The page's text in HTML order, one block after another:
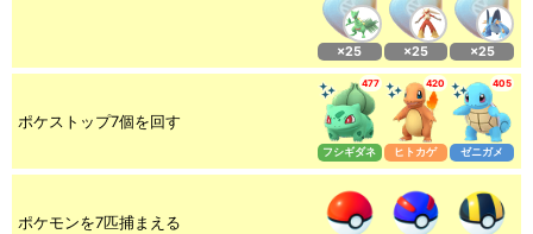
×25 ×25 ×25
ポケストップ7個を回す
477
フシギダネ
420
ヒトカゲ
405
ゼニガメ
ポケモンを7匹捕まえる